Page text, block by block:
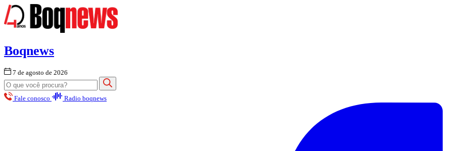
Boqnews
7 de agosto de 2026
Fale conosco Radio boqnews